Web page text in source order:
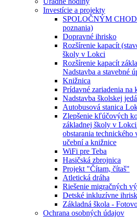
Investície a projekty
SPOLOČNÝM
poznania)
Dopravné ihrisko
Rozšírenie kapacít
školy v Lokci
Rozšírenie kapacít
Nadstavba a stavebné
Knižnica
Prídavné zariadenia na
Nadstavba školskej
Autobusová stanica
Zlepšenie kľúčových
základnej školy v
obstarania technického
učební a knižnice
WiFi pre Teba
Hasičská zbrojnica
Projekt "Čítam, čítaš"
Atletická dráha
Riešenie migračných
Detské inkluzívne
Základná škola -
Ochrana osobných údajov